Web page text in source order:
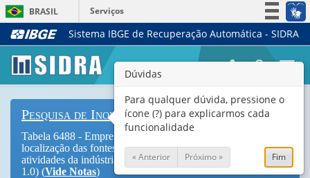
BRASIL
Serviços
Simplifique!
Legislação
Canais
Sistema IBGE de Recuperação Automática - SIDRA
Pesquisa de Inovação
Tabela 6488 - Empresas que implementaram inovações, por
localização das fontes de informação empregadas e
atividades da indústria e dos serviços selecionados (CNAE
1.0) (Vide Notas)
Dúvidas
Para qualquer dúvida, pressione o
ícone (?) para explicarmos cada
funcionalidade
« Anterior Próximo » Fim